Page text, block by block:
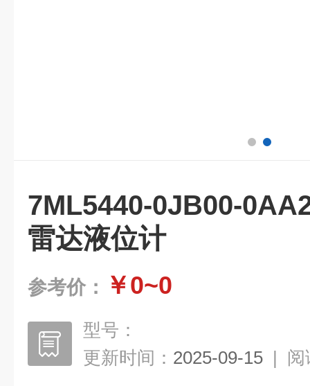
7ML5440-0JB00-
雷达液位计
参考价： ￥0~0
型号：
更新时间： 2025-09-15 | 阅